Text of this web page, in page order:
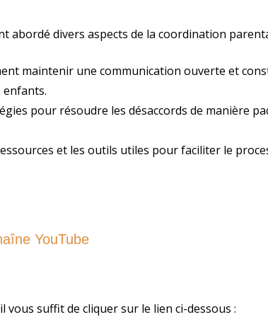
abordé divers aspects de la coordination
maintenir une communication ouverte et
enfants.
pour résoudre les désaccords de manière
et les outils utiles pour faciliter le
YouTube
vous suffit de cliquer sur le lien ci-dessous :